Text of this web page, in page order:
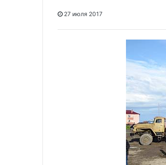
27 июля 2017